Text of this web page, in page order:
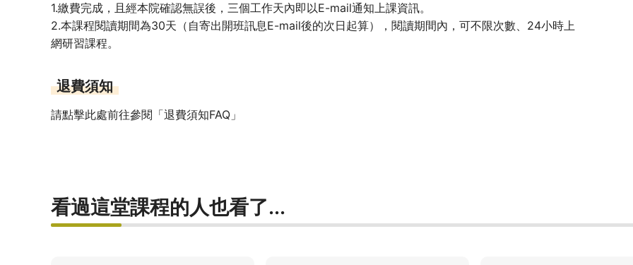
1.繳費完成，且經本院確認無誤後，三個工作天內即以E-mail通知上課資訊。
2.本課程閱讀期間為30天（自寄出開班訊息E-mail後的次日起算），閱讀期間內，可不限次數、24小時上
網研習課程。
退費須知
請點擊此處前往參閱「退費須知FAQ」
看過這堂課程的人也看了...